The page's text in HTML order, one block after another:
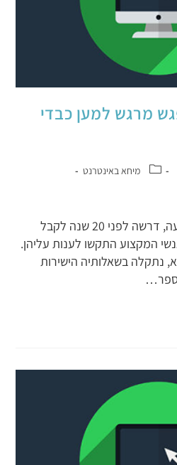
– מפגש מרגש למען כבדי
מיחא באינטרנט
הילה כהן, ילדה לקוית שמיעה, דרשה לפני 20 שנה לקבל
המקצוע התקשו לענות עליהן.
נתקלה בשאלותיה הישירות
ספר…